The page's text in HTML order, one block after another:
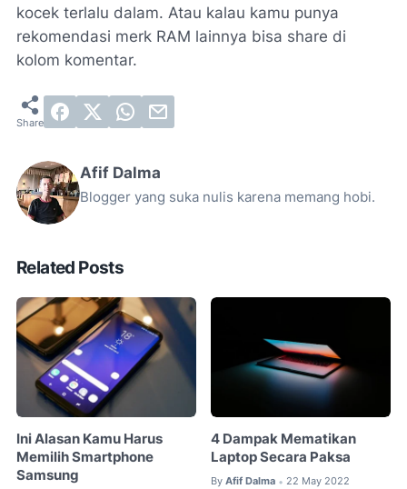
kocek terlalu dalam. Atau kalau kamu punya
rekomendasi merk RAM lainnya bisa share di
kolom komentar.
Afif Dalma
Blogger yang suka nulis karena memang hobi.
Related Posts
Ini Alasan Kamu Harus
Memilih Smartphone
Samsung
4 Dampak Mematikan
Laptop Secara Paksa
By Afif Dalma • 22 May 2022